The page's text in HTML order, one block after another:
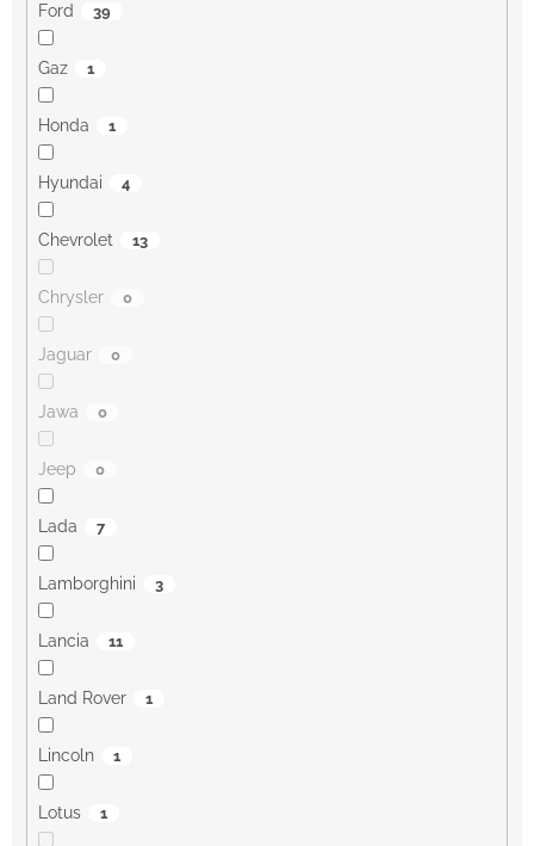
Ford 39
Gaz 1
Honda 1
Hyundai 4
Chevrolet 13
Chrysler 0
Jaguar 0
Jawa 0
Jeep 0
Lada 7
Lamborghini 3
Lancia 11
Land Rover 1
Lincoln 1
Lotus 1